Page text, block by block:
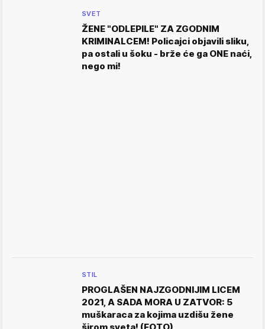
SVET
ŽENE "ODLEPILE" ZA ZGODNIM
KRIMINALCEM! Policajci objavili sliku,
pa ostali u šoku - brže će ga ONE naći,
nego mi!
STIL
PROGLAŠEN NAJZGODNIJIM LICEM
2021, A SADA MORA U ZATVOR: 5
muškaraca za kojima uzdišu žene